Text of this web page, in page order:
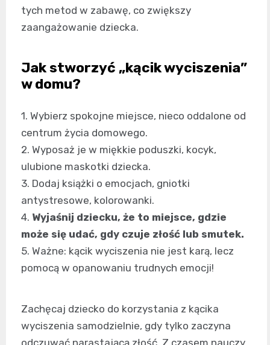
tych metod w zabawę, co zwiększy
zaangażowanie dziecka.
Jak stworzyć „kącik wyciszenia”
w domu?
1. Wybierz spokojne miejsce, nieco oddalone od
centrum życia domowego.
2. Wyposaż je w miękkie poduszki, kocyk,
ulubione maskotki dziecka.
3. Dodaj książki o emocjach, gniotki
antystresowe, kolorowanki.
4. Wyjaśnij dziecku, że to miejsce, gdzie
może się udać, gdy czuje złość lub smutek.
5. Ważne: kącik wyciszenia nie jest karą, lecz
pomocą w opanowaniu trudnych emocji!
Zachęcaj dziecko do korzystania z kącika
wyciszenia samodzielnie, gdy tylko zaczyna
odczuwać narastającą złość. Z czasem nauczy